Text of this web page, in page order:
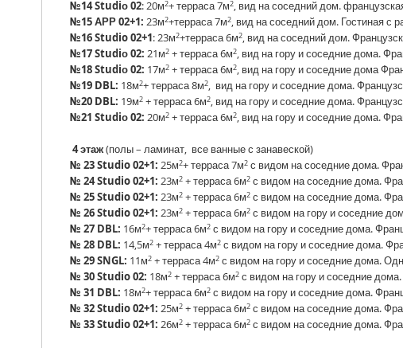
№14 Studiо 02: 20м2+ терраса 7м2, вид на соседний дом.
№15 АРР 02+1: 23м2+терраса 7м2, вид на соседний дом. Гостиная с
№16 Studio 02+1: 23м2+терраса 6м2, вид на соседний дом.
№17 Studiо 02: 21м2 + терраса 6м2, вид на гору и соседние дома.
№18 Studiо 02: 17м2 + терраса 6м2, вид на гору и соседние дома
№19 DBL: 18м2+ терраса 8м2, вид на гору и соседние дома.
№20 DBL: 19м2 + терраса 6м2, вид на гору и соседние дома.
№21 Studiо 02: 20м2 + терраса 6м2, вид на гору и соседние дома.
4 этаж(полы – ламинат, все ванные с занавеской)
№ 23 Studio 02+1: 25м2+ терраса 7м2 с видом на соседние дома.
№ 24 Studio 02+1: 23м2 + терраса 6м2 с видом на соседние дома.
№ 25 Studio 02+1: 23м2 + терраса 6м2 с видом на соседние дома.
№ 26 Studio 02+1: 23м2 + терраса 6м2 с видом на гору и соседние
№ 27 DBL: 16м2+ терраса 6м2 с видом на гору и соседние дома.
№ 28 DBL: 14,5м2 + терраса 4м2 с видом на гору и соседние дома.
№ 29 SNGL: 11м2 + терраса 4м2 с видом на гору и соседние дома.
№ 30 Studio 02: 18м2 + терраса 6м2 с видом на гору и соседние
№ 31 DBL: 18м2+ терраса 6м2 с видом на гору и соседние дома.
№ 32 Studio 02+1: 25м2 + терраса 6м2 с видом на соседние дома.
№ 33 Studio 02+1: 26м2 + терраса 6м2 с видом на соседние дома.